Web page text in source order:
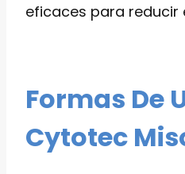
eficaces para reducir
Formas De
Cytotec